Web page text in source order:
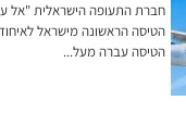
חברת התעופה הישראלית "אל
הטיסה הראשונה מישראל
הטיסה עברה מעל...